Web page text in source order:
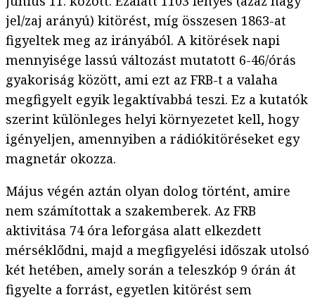
jel/zaj arányú) kitörést, míg összesen 1863-at
figyeltek meg az irányából. A kitörések napi
mennyisége lassú változást mutatott 6-46/órás
gyakoriság között, ami ezt az FRB-t a valaha
megfigyelt egyik legaktívabbá teszi. Ez a kutatók
szerint különleges helyi környezetet kell, hogy
igényeljen, amennyiben a rádiókitöréseket egy
magnetár okozza.
Május végén aztán olyan dolog történt, amire
nem számítottak a szakemberek. Az FRB
aktivitása 74 óra leforgása alatt elkezdett
mérséklődni, majd a megfigyelési időszak utolsó
két hetében, amely során a teleszkóp 9 órán át
figyelte a forrást, egyetlen kitörést sem